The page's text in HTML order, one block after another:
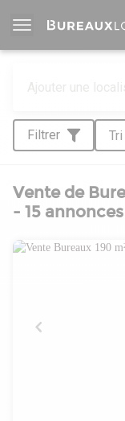
Filtrer Tri
Vente de
- 15 annonces